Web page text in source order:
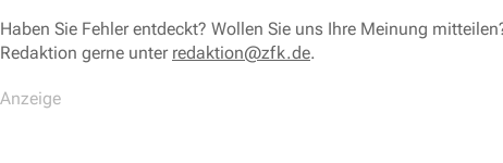
Haben Sie Fehler entdeckt? Wollen Sie uns Ihre Meinung
Redaktion gerne unter redaktion@zfk.de.